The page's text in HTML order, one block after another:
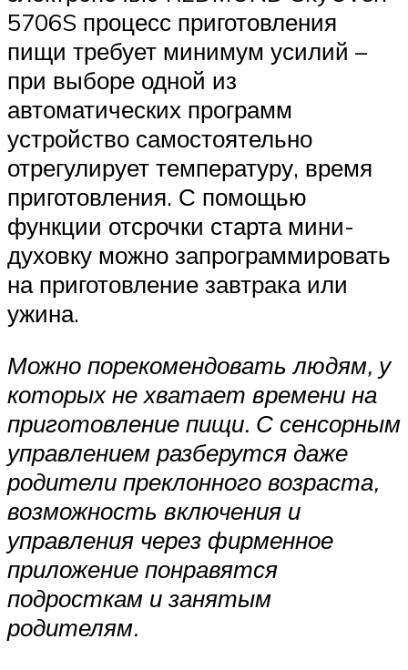
5706S процесс приготовления
пищи требует минимум усилий –
при выборе одной из
автоматических программ
устройство самостоятельно
отрегулирует температуру, время
приготовления. С помощью
функции отсрочки старта мини-
духовку можно запрограммировать
на приготовление завтрака или
ужина.
Можно порекомендовать людям, у
которых не хватает времени на
приготовление пищи. С сенсорным
управлением разберутся даже
родители преклонного возраста,
возможность включения и
управления через фирменное
приложение понравятся
подросткам и занятым
родителям.